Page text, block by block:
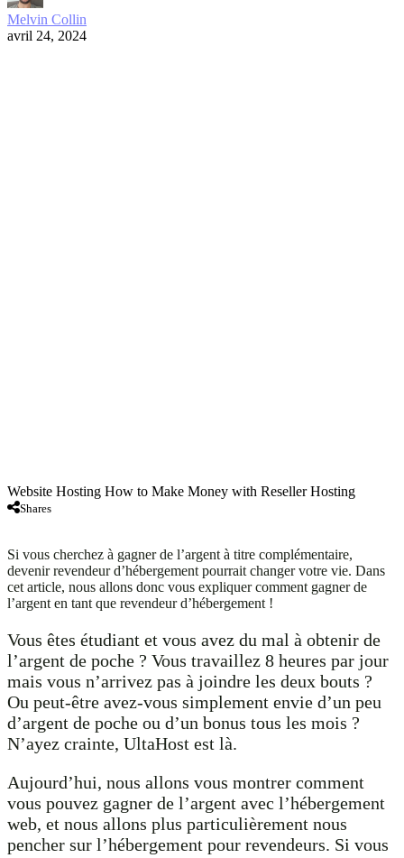
Melvin Collin
avril 24, 2024
Website Hosting How to Make Money with Reseller Hosting
Shares
Si vous cherchez à gagner de l’argent à titre complémentaire,
devenir revendeur d’hébergement pourrait changer votre vie. Dans
cet article, nous allons donc vous expliquer comment gagner de
l’argent en tant que revendeur d’hébergement !
Vous êtes étudiant et vous avez du mal à obtenir de
l’argent de poche ? Vous travaillez 8 heures par jour
mais vous n’arrivez pas à joindre les deux bouts ?
Ou peut-être avez-vous simplement envie d’un peu
d’argent de poche ou d’un bonus tous les mois ?
N’ayez crainte, UltaHost est là.
Aujourd’hui, nous allons vous montrer comment
vous pouvez gagner de l’argent avec l’hébergement
web, et nous allons plus particulièrement nous
pencher sur l’hébergement pour revendeurs. Si vous